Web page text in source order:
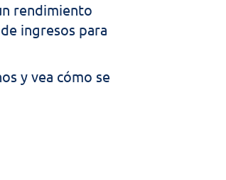
rendimiento
ingresos para
y vea cómo se